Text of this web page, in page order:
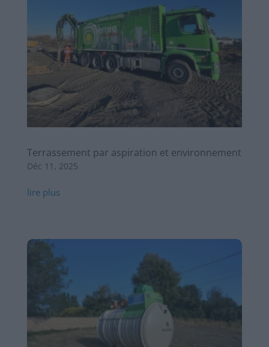
Terrassement par aspiration et environnement
Déc 11, 2025
lire plus